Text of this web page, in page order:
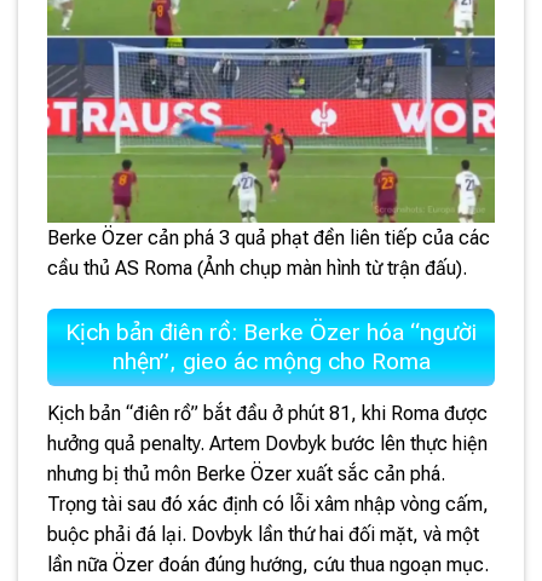
Berke Özer cản phá 3 quả phạt đền liên tiếp của các
cầu thủ AS Roma (Ảnh chụp màn hình từ trận đấu).
Kịch bản điên rồ: Berke Özer hóa “người
nhện”, gieo ác mộng cho Roma
Kịch bản “điên rồ” bắt đầu ở phút 81, khi Roma được
hưởng quả penalty. Artem Dovbyk bước lên thực hiện
nhưng bị thủ môn Berke Özer xuất sắc cản phá.
Trọng tài sau đó xác định có lỗi xâm nhập vòng cấm,
buộc phải đá lại. Dovbyk lần thứ hai đối mặt, và một
lần nữa Özer đoán đúng hướng, cứu thua ngoạn mục.